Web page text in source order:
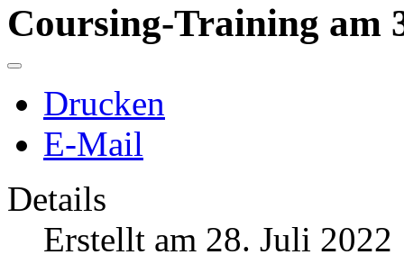
Coursing-Training am
Drucken
E-Mail
Details
Erstellt am 28. Juli 2022